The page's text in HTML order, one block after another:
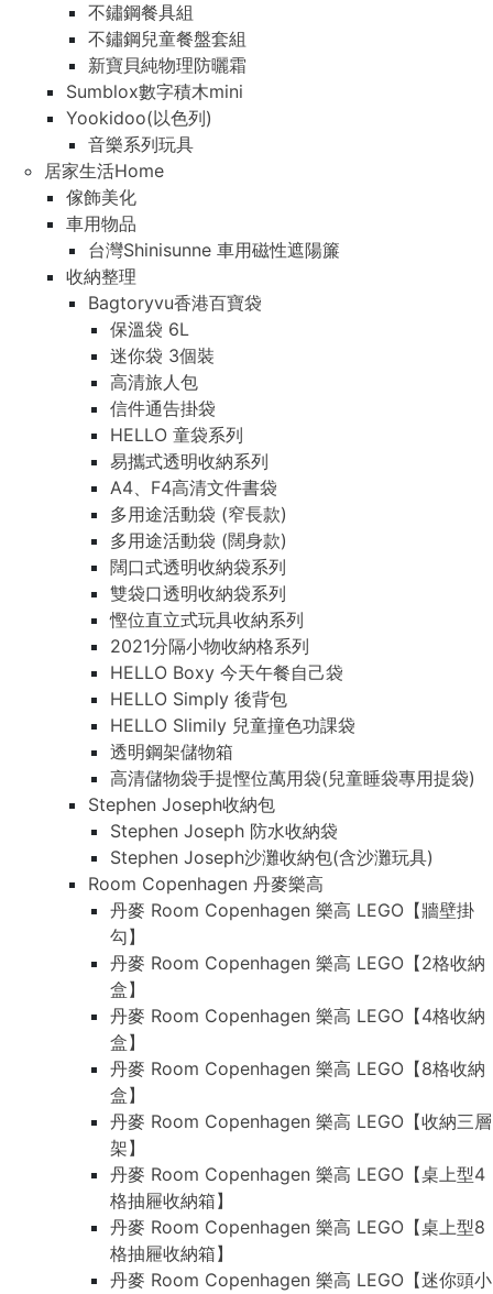
不鏽鋼餐具組
不鏽鋼兒童餐盤套組
新寶貝純物理防曬霜
Sumblox數字積木mini
Yookidoo(以色列)
音樂系列玩具
居家生活Home
傢飾美化
車用物品
台灣Shinisunne 車用磁性遮陽簾
收納整理
Bagtoryvu香港百寶袋
保溫袋 6L
迷你袋 3個裝
高清旅人包
信件通告掛袋
HELLO 童袋系列
易攜式透明收納系列
A4、F4高清文件書袋
多用途活動袋 (窄長款)
多用途活動袋 (闊身款)
闊口式透明收納袋系列
雙袋口透明收納袋系列
慳位直立式玩具收納系列
2021分隔小物收納格系列
HELLO Boxy 今天午餐自己袋
HELLO Simply 後背包
HELLO Slimily 兒童撞色功課袋
透明鋼架儲物箱
高清儲物袋手提慳位萬用袋(兒童睡袋專用提袋)
Stephen Joseph收納包
Stephen Joseph 防水收納袋
Stephen Joseph沙灘收納包(含沙灘玩具)
Room Copenhagen 丹麥樂高
丹麥 Room Copenhagen 樂高 LEGO【牆壁掛
勾】
丹麥 Room Copenhagen 樂高 LEGO【2格收納
盒】
丹麥 Room Copenhagen 樂高 LEGO【4格收納
盒】
丹麥 Room Copenhagen 樂高 LEGO【8格收納
盒】
丹麥 Room Copenhagen 樂高 LEGO【收納三層
架】
丹麥 Room Copenhagen 樂高 LEGO【桌上型4
格抽屜收納箱】
丹麥 Room Copenhagen 樂高 LEGO【桌上型8
格抽屜收納箱】
丹麥 Room Copenhagen 樂高 LEGO【迷你頭小